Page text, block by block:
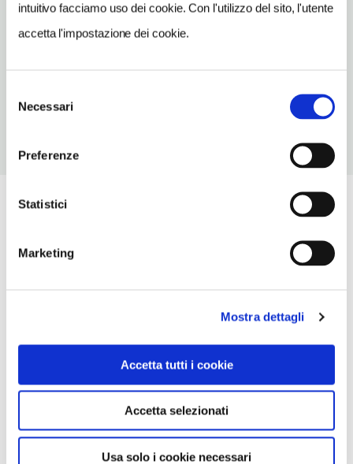
intuitivo facciamo uso dei cookie. Con l'utilizzo del sito, l'utente
accetta l'impostazione dei cookie.
delNecessari
Preferenze
Statistici
Marketing
Mostra dettagli
Accetta tutti i cookie
Accetta selezionati
Usa solo i cookie necessari
INDIRIZZO EMAIL
museo@contradadellachiocciola.it